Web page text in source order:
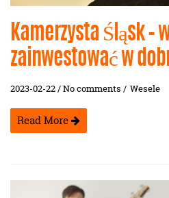
Kamerzysta Śląsk –
zainwestować w
2023-02-22 / No comments / Wesele
Read More